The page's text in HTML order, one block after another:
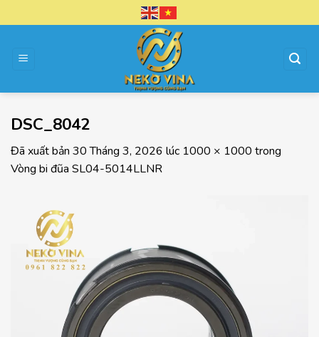
đến
dung
DSC_8042
Đã xuất bản 30 Tháng 3, 2026 lúc 1000 × 1000 trong
Vòng bi đũa SL04-5014LLNR